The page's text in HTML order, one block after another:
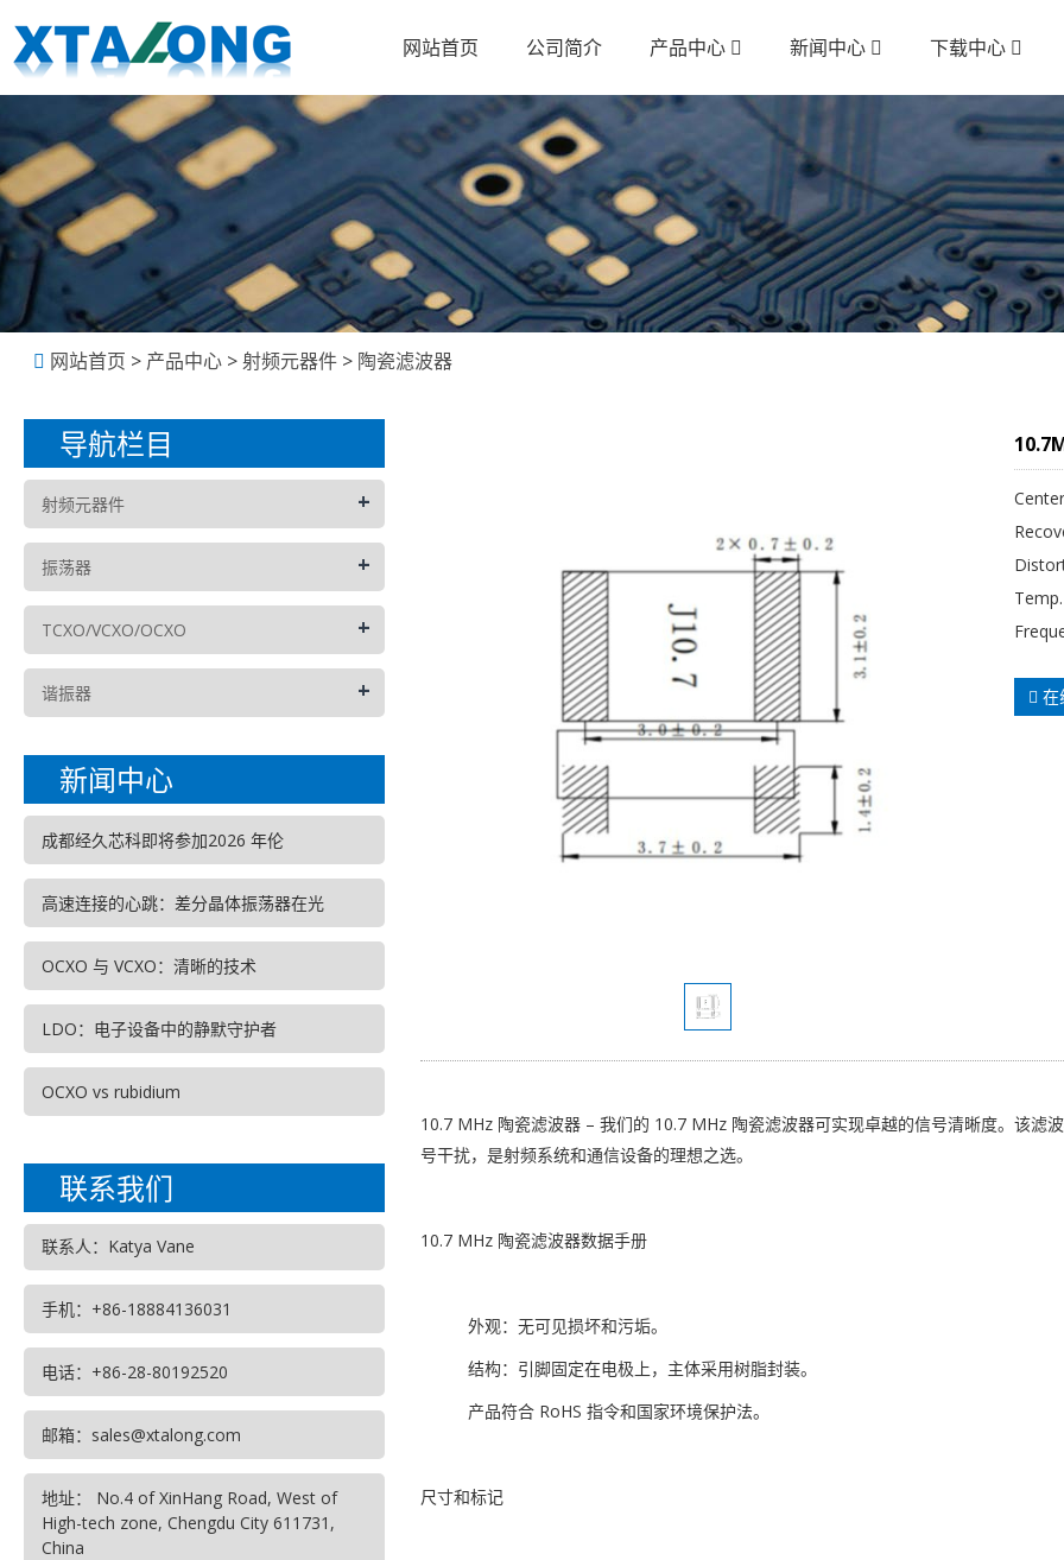
网站首页 公司简介 产品中心 新闻中心 下载中心
网站首页 > 产品中心 >射频元器件 > 陶瓷滤波器
在
10.7 MHz 陶瓷滤波器 – 我们的 10.7 MHz 陶瓷滤波器可实现卓越的信号清晰度。该滤
号干扰，是射频系统和通信设备的理想之选。
10.7 MHz 陶瓷滤波器数据手册
外观：无可见损坏和污垢。
结构：引脚固定在电极上，主体采用树脂封装。
产品符合 RoHS 指令和国家环境保护法。
尺寸和标记
导航栏目
射频元器件 +
振荡器 +
TCXO/VCXO/OCXO +
谐振器 +
新闻中心
成都经久芯科即将参加2026 年伦
高速连接的心跳：差分晶体振荡器在光
OCXO 与 VCXO：清晰的技术
LDO：电子设备中的静默守护者
OCXO vs rubidium
联系我们
联系人：Katya Vane
手机：+86-18884136031
电话：+86-28-80192520
邮箱：sales@xtalong.com
地址： No.4 of XinHang Road, West of
High-tech zone, Chengdu City 611731,
China